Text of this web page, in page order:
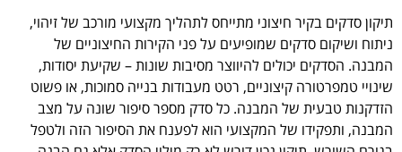
תיקון סדקים בקיר חיצוני מתייחס לתהליך מקצועי מורכב של זיהוי,
ניתוח ושיקום סדקים שמופיעים על פני הקירות החיצוניים של
המבנה. הסדקים יכולים להיווצר מסיבות שונות – שקיעת יסודות,
שינויי טמפרטורה קיצוניים, רטט מעבודות בנייה סמוכות, או פשוט
הזדקנות טבעית של המבנה. כל סדק מספר סיפור שונה על מצב
המבנה, ותפקידו של המקצועי הוא לפענח את הסיפור הזה ולטפל